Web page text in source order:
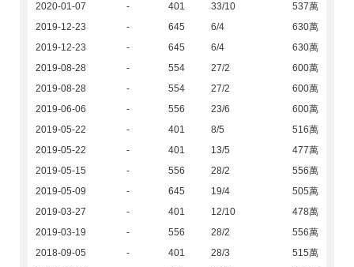
2020-01-07
- 401 33/10
537萬
2019-12-23
- 645 6/4
630萬
2019-12-23
- 645 6/4
630萬
2019-08-28
- 554 27/2
600萬
2019-08-28
- 554 27/2
600萬
2019-06-06
- 556 23/6
600萬
2019-05-22
- 401 8/5
516萬
2019-05-22
- 401 13/5
477萬
2019-05-15
- 556 28/2
556萬
2019-05-09
- 645 19/4
505萬
2019-03-27
- 401 12/10
478萬
2019-03-19
- 556 28/2
556萬
2018-09-05
- 401 28/3
515萬